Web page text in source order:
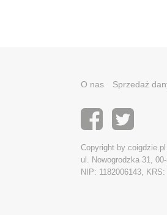
O nas Sprzedaż
Copyright by
ul. Nowogrodzka 31,
NIP: 1182006143,